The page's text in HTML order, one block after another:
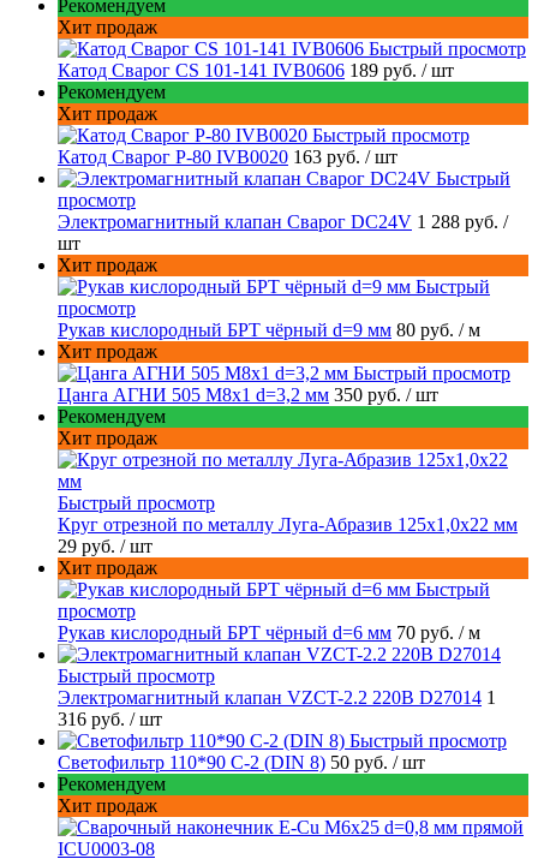
Рекомендуем
Хит продаж
Быстрый просмотр
Катод Сварог CS 101-141 IVB0606 189 руб. / шт
Рекомендуем
Хит продаж
Быстрый просмотр
Катод Сварог P-80 IVB0020 163 руб. / шт
Быстрый
просмотр
Электромагнитный клапан Сварог DC24V 1 288 руб. /
шт
Хит продаж
Быстрый
просмотр
Рукав кислородный БРТ чёрный d=9 мм 80 руб. / м
Хит продаж
Быстрый просмотр
Цанга АГНИ 505 М8х1 d=3,2 мм 350 руб. / шт
Рекомендуем
Хит продаж
Быстрый просмотр
Круг отрезной по металлу Луга-Абразив 125x1,0x22 мм
29 руб. / шт
Хит продаж
Быстрый
просмотр
Рукав кислородный БРТ чёрный d=6 мм 70 руб. / м
Быстрый просмотр
Электромагнитный клапан VZCT-2.2 220В D27014 1
316 руб. / шт
Быстрый просмотр
Светофильтр 110*90 С-2 (DIN 8) 50 руб. / шт
Рекомендуем
Хит продаж